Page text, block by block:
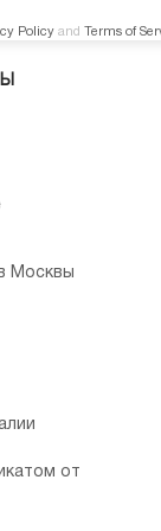
Policy and Terms of
Москвы
от